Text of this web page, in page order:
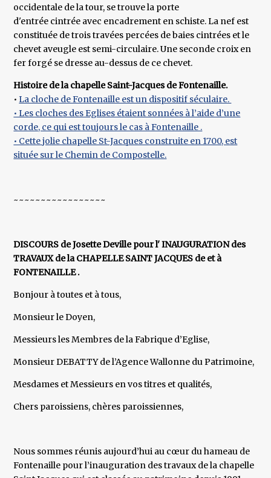
occidentale de la tour, se trouve la porte
d'entrée cintrée avec encadrement en schiste. La nef est
constituée de trois travées percées de baies cintrées et le
chevet aveugle est semi-circulaire. Une seconde croix en
fer forgé se dresse au-dessus de ce chevet.
Histoire de la chapelle Saint-Jacques de Fontenaille.
•La cloche de Fontenaille est un dispositif séculaire.
• Les cloches des Eglises étaient sonnées à l’aide d’une
corde, ce qui est toujours le cas à Fontenaille .
• Cette jolie chapelle St-Jacques construite en 1700, est
située sur le Chemin de Compostelle.
~~~~~~~~~~~~~~~~~
DISCOURS de Josette Deville pour l' INAUGURATION des
TRAVAUX de la CHAPELLE SAINT JACQUES de et à
FONTENAILLE .
Bonjour à toutes et à tous,
Monsieur le Doyen,
Messieurs les Membres de la Fabrique d’Eglise,
Monsieur DEBATTY de l’Agence Wallonne du Patrimoine,
Mesdames et Messieurs en vos titres et qualités,
Chers paroissiens, chères paroissiennes,
Nous sommes réunis aujourd’hui au cœur du hameau de
Fontenaille pour l’inauguration des travaux de la chapelle